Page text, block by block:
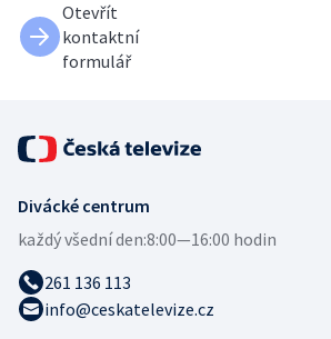
Otevřít
kontaktní
formulář
Divácké centrum
každý všední den:8:00—16:00 hodin
261 136 113
info@ceskatelevize.cz